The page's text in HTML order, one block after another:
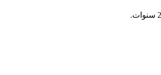
تتجدّد مقابل MAD ⁦103.99⁩/الشهر لـ2 سنوات.